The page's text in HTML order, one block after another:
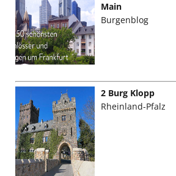
Main
Burgenblog
2 Burg Klopp
Rheinland-Pfalz